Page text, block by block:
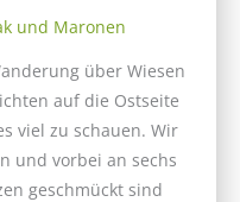
und Maronen
über Wiesen
auf die Ostseite
viel zu schauen. Wir
und vorbei an sechs
geschmückt sind